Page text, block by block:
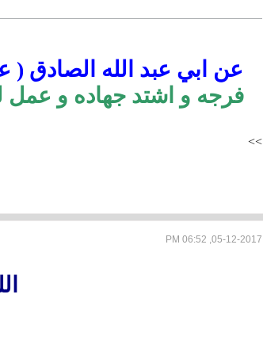
عن ابي عبد الله الصادق (
فرجه و اشتد جهاده و عمل
>
>
05-12-2017, 06:52 PM